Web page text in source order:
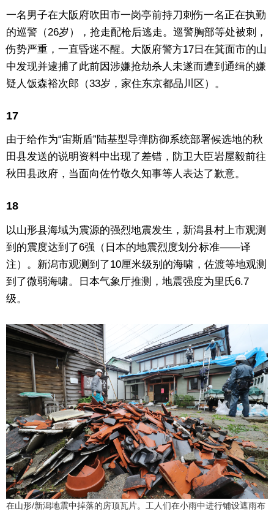
一名男子在大阪府吹田市一岗亭前持刀刺伤一名正在执勤
的巡警（26岁），抢走配枪后逃走。巡警胸部等处被刺，
伤势严重，一直昏迷不醒。大阪府警方17日在箕面市的山
中发现并逮捕了此前因涉嫌抢劫杀人未遂而遭到通缉的嫌
疑人饭森裕次郎（33岁，家住东京都品川区）。
17
由于给作为“宙斯盾”陆基型导弹防御系统部署候选地的秋
田县发送的说明资料中出现了差错，防卫大臣岩屋毅前往
秋田县政府，当面向佐竹敬久知事等人表达了歉意。
18
以山形县海域为震源的强烈地震发生，新潟县村上市观测
到的震度达到了6强（日本的地震烈度划分标准——译
注）。新潟市观测到了10厘米级别的海啸，佐渡等地观测
到了微弱海啸。日本气象厅推测，地震强度为里氏6.7
级。
在山形/新潟地震中掉落的房顶瓦片。工人们在小雨中进行铺设遮雨布